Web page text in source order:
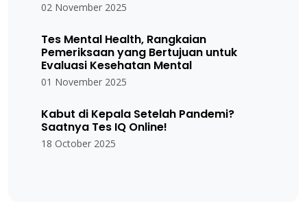
02 November 2025
Tes Mental Health, Rangkaian
Pemeriksaan yang Bertujuan untuk
Evaluasi Kesehatan Mental
01 November 2025
Kabut di Kepala Setelah Pandemi?
Saatnya Tes IQ Online!
18 October 2025